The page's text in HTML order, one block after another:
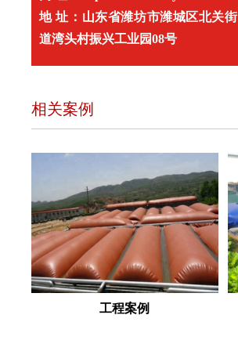
地 址：山东省潍坊市潍城区北关街
道湾头村振兴工业园08号
相关案例
工程案例